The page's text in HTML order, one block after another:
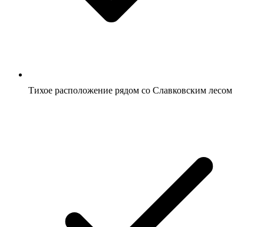
Тихое расположение рядом со Славковским лесом